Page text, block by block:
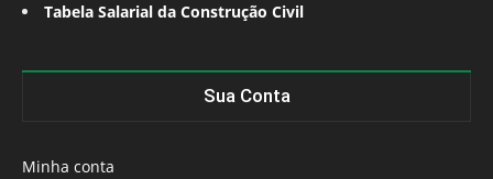
Tabela Salarial da Construção Civil
Sua Conta
Minha conta